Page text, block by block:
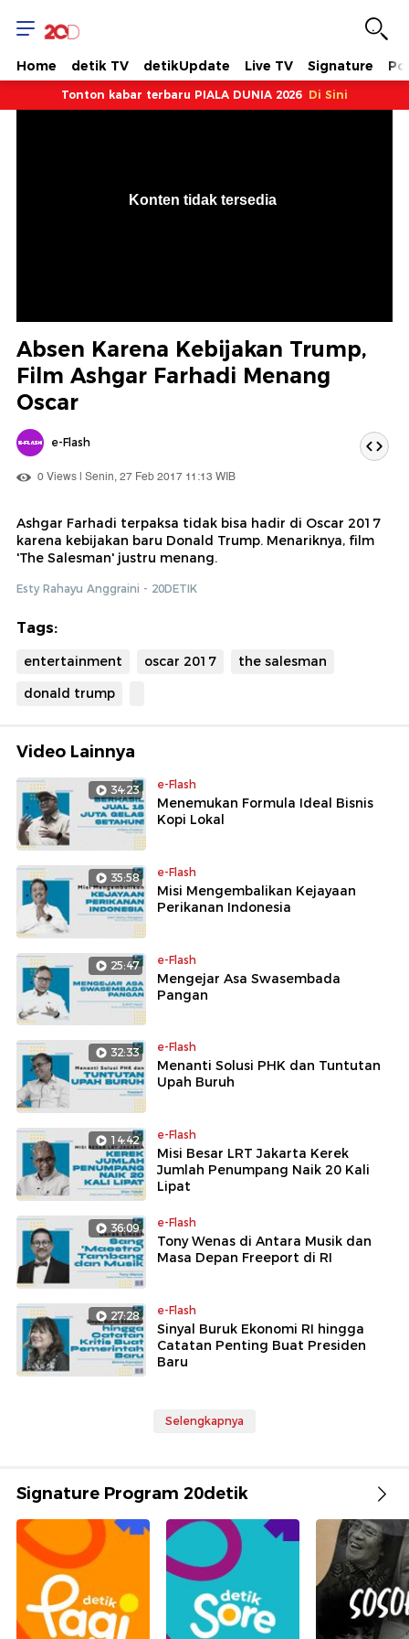
Home detik TV detikUpdate Live TV Signature
Tonton kabar terbaru PIALA DUNIA 2026 Di Sini
Konten tidak tersedia
Absen Karena Kebijakan Trump,
Film Ashgar Farhadi Menang
Oscar
e-Flash
0 Views | Senin, 27 Feb 2017 11:13 WIB
Ashgar Farhadi terpaksa tidak bisa hadir di Oscar 2017
karena kebijakan baru Donald Trump. Menariknya, film
'The Salesman' justru menang.
Esty Rahayu Anggraini - 20DETIK
Tags:
entertainment oscar 2017
the salesman
donald trump
Video Lainnya
34:23 e-Flash
Menemukan Formula Ideal Bisnis
Kopi Lokal
35:58 e-Flash
Misi Mengembalikan Kejayaan
Perikanan Indonesia
25:47 e-Flash
Mengejar Asa Swasembada
Pangan
32:33 e-Flash
Menanti Solusi PHK dan Tuntutan
Upah Buruh
14:42 e-Flash
Misi Besar LRT Jakarta Kerek
Jumlah Penumpang Naik 20 Kali
Lipat
36:09 e-Flash
Tony Wenas di Antara Musik dan
Masa Depan Freeport di RI
27:28 e-Flash
Sinyal Buruk Ekonomi RI hingga
Catatan Penting Buat Presiden
Baru
Selengkapnya
Signature Program 20detik